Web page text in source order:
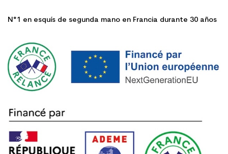
N°1 en esquís de segunda mano en Francia durante 30 años